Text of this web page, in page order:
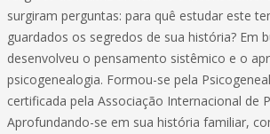
surgiram perguntas: para quê estudar este
guardados os segredos de sua história? Em
desenvolveu o pensamento sistêmico e o
psicogenealogia. Formou-se pela
certificada pela Associação Internacional de
Aprofundando-se em sua história familiar,